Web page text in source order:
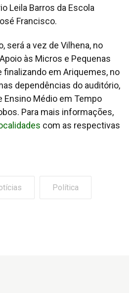
Leila Barros da Escola
Francisco.
será a vez de Vilhena, no
às Micros e Pequenas
finalizando em Ariquemes, no
dependências do auditório,
Ensino Médio em Tempo
Para mais informações,
com as respectivas
Política